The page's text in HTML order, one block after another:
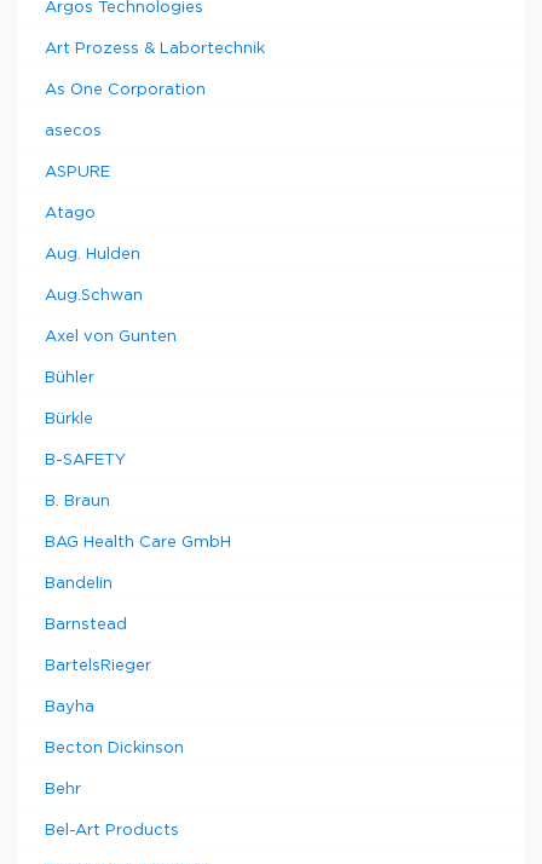
Argos Technologies
Art Prozess & Labortechnik
As One Corporation
asecos
ASPURE
Atago
Aug. Hulden
Aug.Schwan
Axel von Gunten
Bühler
Bürkle
B-SAFETY
B. Braun
BAG Health Care GmbH
Bandelin
Barnstead
BartelsRieger
Bayha
Becton Dickinson
Behr
Bel-Art Products